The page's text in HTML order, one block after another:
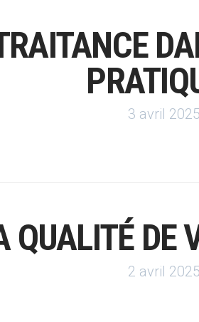
3 avril 2025
QUALITÉ DE
2 avril 2025